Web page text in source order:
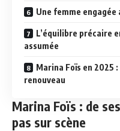
Une femme
L’équilibre précaire
assumée
Marina Foïs en 2025
renouveau
Marina Foïs : de
pas sur scène